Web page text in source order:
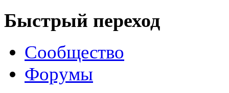
Быстрый переход
Сообщество
Форумы